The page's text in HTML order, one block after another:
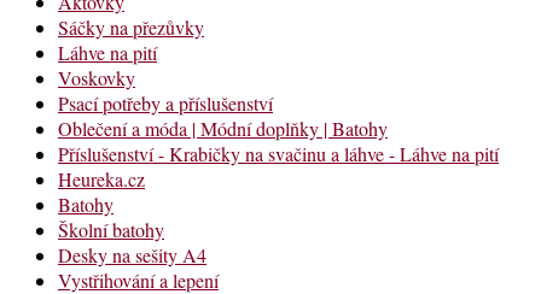
Sáčky na přezůvky
Láhve na pití
Voskovky
Psací potřeby a příslušenství
Oblečení a móda | Módní doplňky | Batohy
Příslušenství - Krabičky na svačinu a láhve - Láhve na pití
Heureka.cz
Batohy
Školní batohy
Desky na sešity A4
Vystřihování a lepení